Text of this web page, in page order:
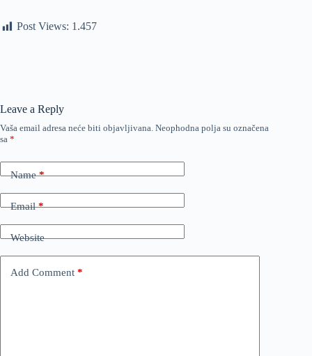
Post Views: 1.457
Leave a Reply
Vaša email adresa neće biti objavljivana. Neophodna polja su označena
sa *
Name*
Email*
Website
Add Comment *